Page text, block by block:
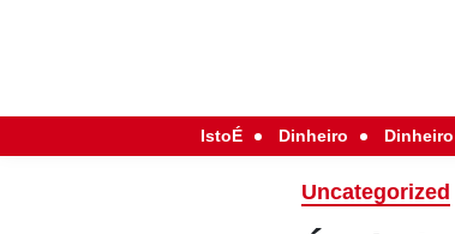
IstoÉ Dinheiro
Uncategorized